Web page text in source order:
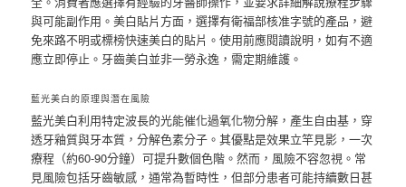
與可能副作用。美白貼片方面，選擇有衛福部核准字號的產品，避
免來路不明或標榜快速美白的貼片。使用前應閱讀說明，如有不適
應立即停止。牙齒美白並非一勞永逸，需定期維護。
藍光美白的原理與潛在風險
藍光美白利用特定波長的光能催化過氧化物分解，產生自由基，穿
透牙釉質與牙本質，分解色素分子。其優點是效果立竿見影，一次
療程（約60-90分鐘）可提升數個色階。然而，風險不容忽視。常
見風險包括牙齒敏感，通常為暫時性，但部分患者可能持續數日甚